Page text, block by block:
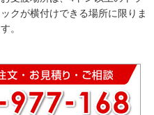
ックが横付けできる場所に限りま
す。